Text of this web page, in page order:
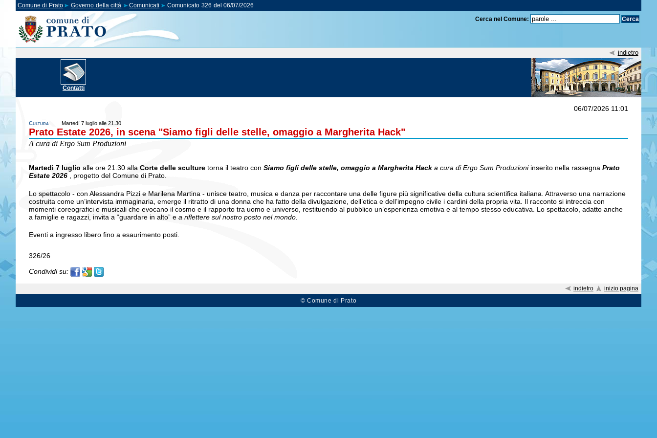
Comune di Prato Governo della città Comunicati Comunicato 326 del 06/07/2026
Cerca nel Comune:
indietro
Contatti
06/07/2026 11:01
Cultura Martedì 7 luglio alle 21.30
Prato Estate 2026, in scena "Siamo figli delle stelle, omaggio a Margherita Hack"
A cura di Ergo Sum Produzioni
Martedì 7 luglio alle ore 21.30 allaCorte delle sculture torna il teatro conSiamo figli delle stelle, omaggio a Margherita Hack a cura di Ergo Sum Produzioniinserito nella rassegnaPrato
Estate 2026 , progetto del Comune di Prato.
Lo spettacolo - con Alessandra Pizzi e Marilena Martina - unisce teatro, musica e danza per raccontare una delle figure più significative della cultura scientifica italiana. Attraverso una narrazione
costruita come un’intervista immaginaria, emerge il ritratto di una donna che ha fatto della divulgazione, dell’etica e dell’impegno civile i cardini della propria vita. Il racconto si intreccia con
momenti coreografici e musicali che evocano il cosmo e il rapporto tra uomo e universo, restituendo al pubblico un’esperienza emotiva e al tempo stesso educativa. Lo spettacolo, adatto anche
a famiglie e ragazzi, invita a “guardare in alto” ea riflettere sul nostro posto nel mondo.
Eventi a ingresso libero fino a esaurimento posti.
326/26
Condividi su:
indietro
inizio pagina
© Comune di Prato